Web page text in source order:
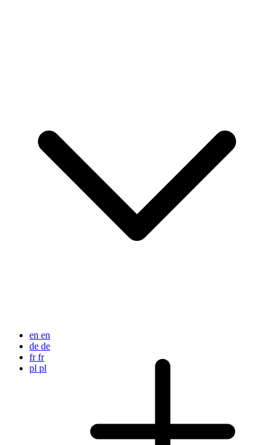
en en
de de
fr fr
pl pl